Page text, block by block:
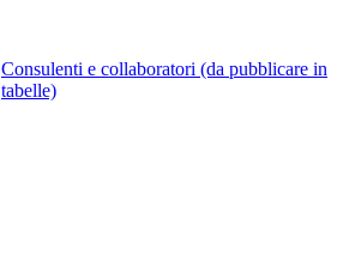
Consulenti e collaboratori (da pubblicare in
tabelle)